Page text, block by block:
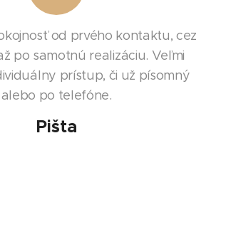
od prvého kontaktu, cez
po samotnú realizáciu. Veľmi
prístup, či už písomný
alebo po telefóne.
Pišta